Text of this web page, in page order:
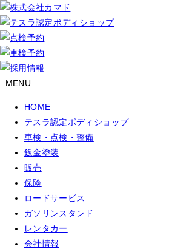
MENU
HOME
テスラ認定ボディショップ
車検・点検・整備
鈑金塗装
販売
保険
ロードサービス
ガソリンスタンド
レンタカー
会社情報